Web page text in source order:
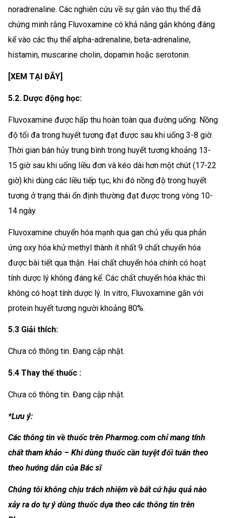
noradrenaline. Các nghiên cứu về sự gắn vào thụ thể đã
chứng minh rằng Fluvoxamine có khả năng gắn không đáng
kể vào các thụ thể alpha-adrenaline, beta-adrenaline,
histamin, muscarine cholin, dopamin hoặc serotonin.
[XEM TẠI ĐÂY]
5.2. Dược động học:
Fluvoxamine được hấp thu hoàn toàn qua đường uống. Nồng
độ tối đa trong huyết tương đạt được sau khi uống 3-8 giờ.
Thời gian bán hủy trung bình trong huyết tương khoảng 13-
15 giờ sau khi uống liều đơn và kéo dài hơn một chút (17-22
giờ) khi dùng các liều tiếp tục, khi đó nồng độ trong huyết
tương ở trạng thái ổn định thường đạt được trong vòng 10-
14 ngày.
Fluvoxamine chuyển hóa mạnh qua gan chủ yếu qua phản
ứng oxy hóa khử methyl thành ít nhất 9 chất chuyển hóa
được bài tiết qua thận. Hai chất chuyển hóa chính có hoạt
tính dược lý không đáng kể. Các chất chuyển hóa khác thì
không có hoạt tính dược lý. In vitro, Fluvoxamine gắn với
protein huyết tương người khoảng 80%.
5.3 Giải thích:
Chưa có thông tin. Đang cập nhật.
5.4 Thay thế thuốc :
Chưa có thông tin. Đang cập nhật.
*Lưu ý:
Các thông tin về thuốc trên Pharmog.com chỉ mang tính
chất tham khảo – Khi dùng thuốc cần tuyệt đối tuân theo
theo hướng dẫn của Bác sĩ
Chúng tôi không chịu trách nhiệm về bất cứ hậu quả nào
xảy ra do tự ý dùng thuốc dựa theo các thông tin trên